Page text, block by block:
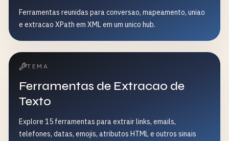
Ferramentas reunidas para conversao, mapeamento, uniao
e extracao XPath em XML em um unico hub.
TEMA
Ferramentas de Extracao de
Texto
Explore 15 ferramentas para extrair links, emails,
telefones, datas, emojis, atributos HTML e outros sinais